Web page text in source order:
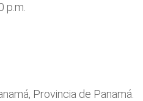
p.m.
Provincia de Panamá.